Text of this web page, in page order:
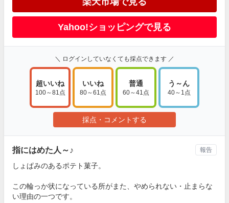
Yahoo!ショッピングで見る
＼ ログインしていなくても採点できます ／
超いいね
100～81点
いいね
80～61点
普通
60～41点
う～ん
40～1点
採点・コメントする
指にはめた人～♪
しょぱみのあるポテト菓子。
この輪っか状になっている所がまた、やめられない・止まらな
い理由の一つです。
報告